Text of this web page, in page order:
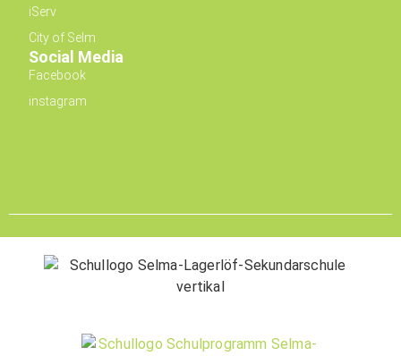
iServ
City of Selm
Social Media
Facebook
instagram